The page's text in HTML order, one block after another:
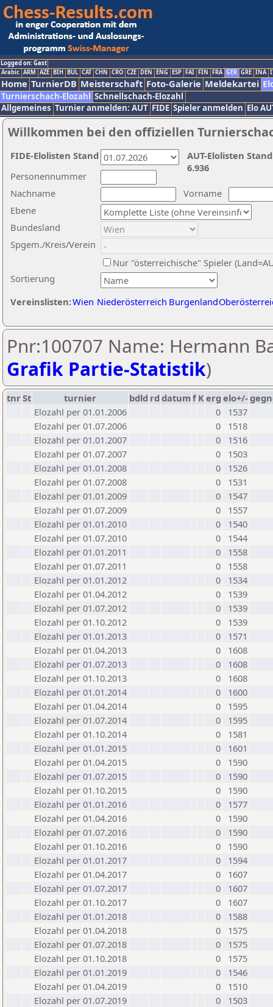
Logged on: Gast
Arabic ARM AZE BIH BUL CAT CHN CRO CZE DEN ENG ESP FAI FIN FRA GER GRE INA
Home TurnierDB Meisterschaft Foto-Galerie Meldekartei
Turnierschach-Elozahl Schnellschach-Elozahl
Allgemeines Turnier anmelden: AUT FIDE Spieler anmelden Elo
Willkommen bei den offiziellen
Nachname
Vorname
Ebene
Sortierung
Personennummer
Bundesland
Spgem./Kreis/Verein
Nur "österreichische" Spieler
Vereinslisten:Wien Niederösterreich Burgenland
AUT-Elolisten
6.936
FIDE-Elolisten Stand
Pnr:100707 Name: Hermann
Grafik Partie-Statistik)
tnrSt turnier bdld rd datumf Kerg elo+/-
Elozahl per 01.01.2006
0
1537
Elozahl per 01.07.2006
0
1518
Elozahl per 01.01.2007
0
1516
Elozahl per 01.07.2007
0
1503
Elozahl per 01.01.2008
0
1526
Elozahl per 01.07.2008
0
1531
Elozahl per 01.01.2009
0
1547
Elozahl per 01.07.2009
0
1557
Elozahl per 01.01.2010
0
1540
Elozahl per 01.07.2010
0
1544
Elozahl per 01.01.2011
0
1558
Elozahl per 01.07.2011
0
1558
Elozahl per 01.01.2012
0
1534
Elozahl per 01.04.2012
0
1539
Elozahl per 01.07.2012
0
1539
Elozahl per 01.10.2012
0
1539
Elozahl per 01.01.2013
0
1571
Elozahl per 01.04.2013
0
1608
Elozahl per 01.07.2013
0
1608
Elozahl per 01.10.2013
0
1608
Elozahl per 01.01.2014
0
1600
Elozahl per 01.04.2014
0
1595
Elozahl per 01.07.2014
0
1595
Elozahl per 01.10.2014
0
1581
Elozahl per 01.01.2015
0
1601
Elozahl per 01.04.2015
0
1590
Elozahl per 01.07.2015
0
1590
Elozahl per 01.10.2015
0
1590
Elozahl per 01.01.2016
0
1577
Elozahl per 01.04.2016
0
1590
Elozahl per 01.07.2016
0
1590
Elozahl per 01.10.2016
0
1590
Elozahl per 01.01.2017
0
1594
Elozahl per 01.04.2017
0
1607
Elozahl per 01.07.2017
0
1607
Elozahl per 01.10.2017
0
1607
Elozahl per 01.01.2018
0
1588
Elozahl per 01.04.2018
0
1575
Elozahl per 01.07.2018
0
1575
Elozahl per 01.10.2018
0
1575
Elozahl per 01.01.2019
0
1546
Elozahl per 01.04.2019
0
1510
Elozahl per 01.07.2019
0
1503